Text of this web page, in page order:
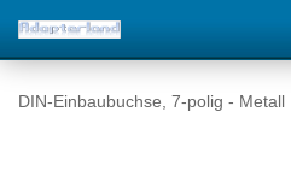
DIN-Einbaubuchse, 7-polig - Metall